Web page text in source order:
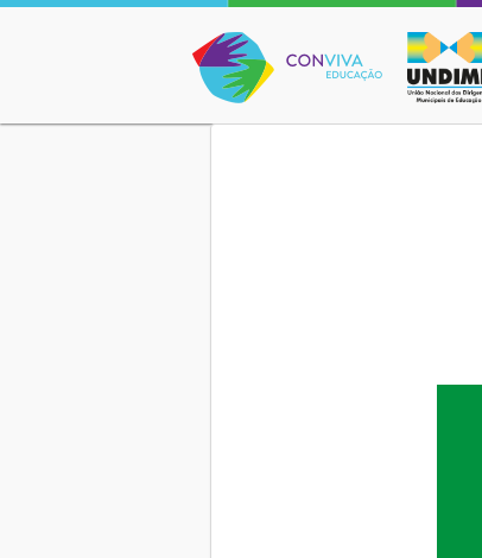
Conviva Educação